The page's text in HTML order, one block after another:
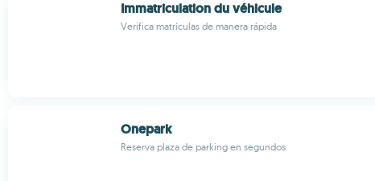
Immatriculation du véhicule
Verifica matrículas de manera rápida
Onepark
Reserva plaza de parking en segundos